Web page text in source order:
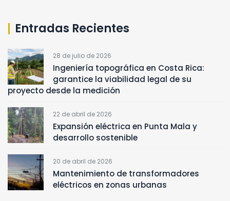
Entradas Recientes
28 de julio de 2026
Ingeniería topográfica en Costa Rica:
garantice la viabilidad legal de su
proyecto desde la medición
22 de abril de 2026
Expansión eléctrica en Punta Mala y
desarrollo sostenible
20 de abril de 2026
Mantenimiento de transformadores
eléctricos en zonas urbanas